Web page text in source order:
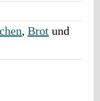
, Brot und